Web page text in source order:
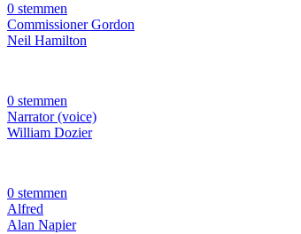
0 stemmen
Commissioner Gordon
Neil Hamilton
0 stemmen
Narrator (voice)
William Dozier
0 stemmen
Alfred
Alan Napier